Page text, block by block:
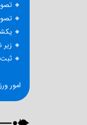
🔸
🔸
🔸
🔸
🔸
امور